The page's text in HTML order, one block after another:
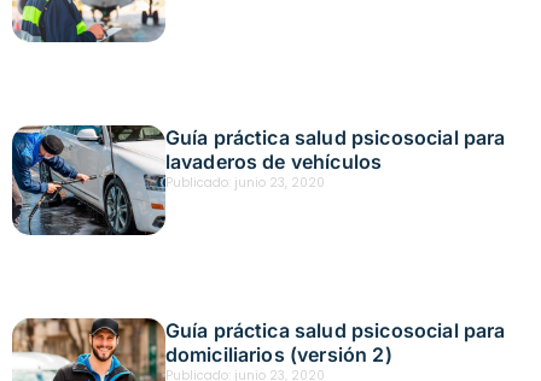
Guía práctica salud psicosocial para
lavaderos de vehículos
Publicado: junio 23, 2020
Guía práctica salud psicosocial para
domiciliarios (versión 2)
Publicado: junio 23, 2020